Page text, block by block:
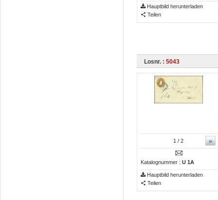
Hauptbild herunterladen
Teilen
Losnr. : 5043
»
1 / 2
Katalognummer : U 1A
Hauptbild herunterladen
Teilen